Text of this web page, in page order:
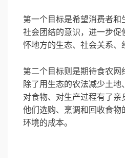
第一个目标是希望消费者和
社会团结的意识，进一步促
怀地方的生态、社会关系、
第二个目标则是期待食农网
除了用生态的农法减少土
对食物、对生产过程有了亲
他们选购、烹调和回收食物
环境的成本。